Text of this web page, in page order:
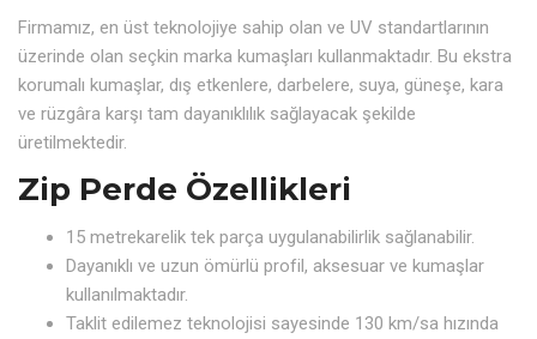
Firmamız, en üst teknolojiye sahip olan ve UV standartlarının
üzerinde olan seçkin marka kumaşları kullanmaktadır. Bu ekstra
korumalı kumaşlar, dış etkenlere, darbelere, suya, güneşe, kara
ve rüzgâra karşı tam dayanıklılık sağlayacak şekilde
üretilmektedir.
Zip Perde Özellikleri
15 metrekarelik tek parça uygulanabilirlik sağlanabilir.
Dayanıklı ve uzun ömürlü profil, aksesuar ve kumaşlar
kullanılmaktadır.
Taklit edilemez teknolojisi sayesinde 130 km/sa hızında